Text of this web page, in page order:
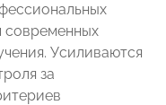
современных
Усиливаются
за